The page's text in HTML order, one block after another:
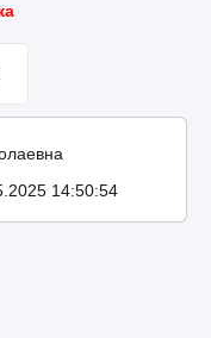
14:50:54